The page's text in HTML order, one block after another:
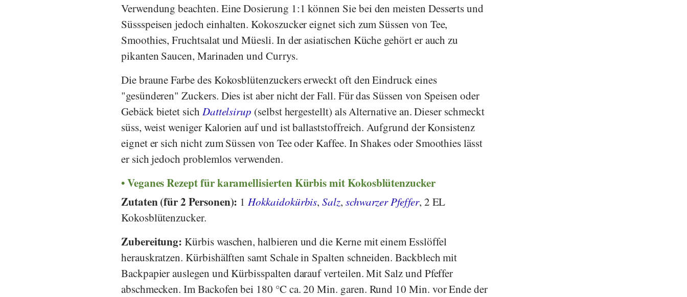
Verwendung beachten. Eine Dosierung 1:1 können Sie bei den meisten Desserts und
Süssspeisen jedoch einhalten. Kokoszucker eignet sich zum Süssen von Tee,
Smoothies, Fruchtsalat und Müesli. In der asiatischen Küche gehört er auch zu
pikanten Saucen, Marinaden und Currys.
Die braune Farbe des Kokosblütenzuckers erweckt oft den Eindruck eines
"gesünderen" Zuckers. Dies ist aber nicht der Fall. Für das Süssen von Speisen oder
Gebäck bietet sich Dattelsirup (selbst hergestellt) als Alternative an. Dieser schmeckt
süss, weist weniger Kalorien auf und ist ballaststoffreich. Aufgrund der Konsistenz
eignet er sich nicht zum Süssen von Tee oder Kaffee. In Shakes oder Smoothies lässt
er sich jedoch problemlos verwenden.
Veganes Rezept für karamellisierten Kürbis mit Kokosblütenzucker
Zutaten (für 2 Personen): 1Hokkaidokürbis,Salz, schwarzer Pfeffer, 2 EL
Kokosblütenzucker.
Zubereitung:Kürbis waschen, halbieren und die Kerne mit einem Esslöffel
herauskratzen. Kürbishälften samt Schale in Spalten schneiden. Backblech mit
Backpapier auslegen und Kürbisspalten darauf verteilen. Mit Salz und Pfeffer
abschmecken. Im Backofen bei 180 °C ca. 20 Min. garen. Rund 10 Min. vor Ende der